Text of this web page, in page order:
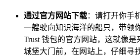
通过官方网站下载：请打开你手
一艘驶向知识海洋的船只，带领
Trust 钱包的官方网站，这就像
城堡大门前，在网站上，仔细寻